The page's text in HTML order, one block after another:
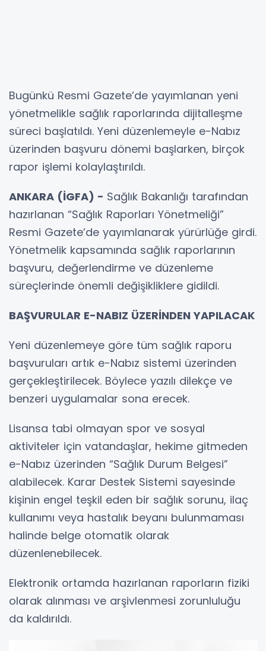
Bugünkü Resmi Gazete’de yayımlanan yeni
yönetmelikle sağlık raporlarında dijitalleşme
süreci başlatıldı. Yeni düzenlemeyle e-Nabız
üzerinden başvuru dönemi başlarken, birçok
rapor işlemi kolaylaştırıldı.
ANKARA (İGFA) - Sağlık Bakanlığı tarafından
hazırlanan “Sağlık Raporları Yönetmeliği”
Resmi Gazete’de yayımlanarak yürürlüğe girdi.
Yönetmelik kapsamında sağlık raporlarının
başvuru, değerlendirme ve düzenleme
süreçlerinde önemli değişikliklere gidildi.
BAŞVURULAR E-NABIZ ÜZERİNDEN YAPILACAK
Yeni düzenlemeye göre tüm sağlık raporu
başvuruları artık e-Nabız sistemi üzerinden
gerçekleştirilecek. Böylece yazılı dilekçe ve
benzeri uygulamalar sona erecek.
Lisansa tabi olmayan spor ve sosyal
aktiviteler için vatandaşlar, hekime gitmeden
e-Nabız üzerinden “Sağlık Durum Belgesi”
alabilecek. Karar Destek Sistemi sayesinde
kişinin engel teşkil eden bir sağlık sorunu, ilaç
kullanımı veya hastalık beyanı bulunmaması
halinde belge otomatik olarak
düzenlenebilecek.
Elektronik ortamda hazırlanan raporların fiziki
olarak alınması ve arşivlenmesi zorunluluğu
da kaldırıldı.